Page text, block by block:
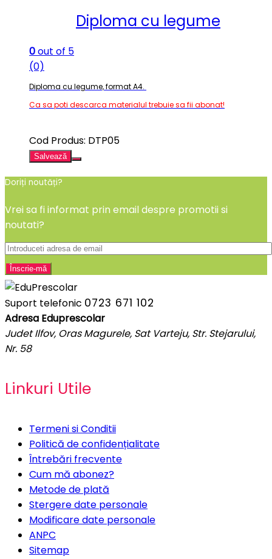
Diploma cu legume
0out of 5
(0)
Diploma cu legume, format A4.
Ca sa poti descarca materialul trebuie sa fii abonat!
Cod Produs: DTP05
Salvează
Doriți noutăți?
Vrei sa fi informat prin email despre promotii si
noutati?
Suport telefonic 0723 671 102
Adresa Eduprescolar
Judet Ilfov, Oras Magurele, Sat Varteju, Str. Stejarului,
Nr. 58
Linkuri Utile
Termeni si Conditii
Politică de confidențialitate
Întrebări frecvente
Cum mă abonez?
Metode de plată
Stergere date personale
Modificare date personale
ANPC
Sitemap